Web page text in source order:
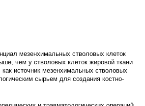
мезенхимальных стволовых клеток
чем у стволовых клеток жировой ткани
источник мезенхимальных стволовых
сырьем для создания костно-